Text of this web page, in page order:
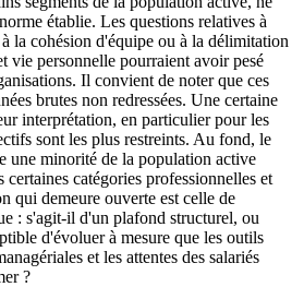
établie. Les questions relatives à
la cohésion d'équipe ou à la délimitation
vie personnelle pourraient avoir pesé
Il convient de noter que ces
brutes non redressées. Une certaine
interprétation, en particulier pour les
sont les plus restreints. Au fond, le
une minorité de la population active
certaines catégories professionnelles et
qui demeure ouverte est celle de
: s'agit-il d'un plafond structurel, ou
d'évoluer à mesure que les outils
et les attentes des salariés
?